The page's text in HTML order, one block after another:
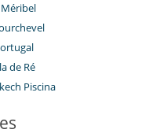
de Ré
Piscina